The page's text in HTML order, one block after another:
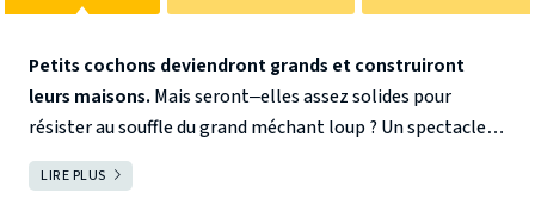
Petits cochons deviendront grands et construiront
leurs maisons.Mais seront–elles assez solides pour
résister au souffle du grand méchant loup ?Un spectacle
jubilatoire, ponctué de ritournelles à reprendre tous en
chœur, pour les tout-petits de 1 à 5 ans.
LIRE PLUS